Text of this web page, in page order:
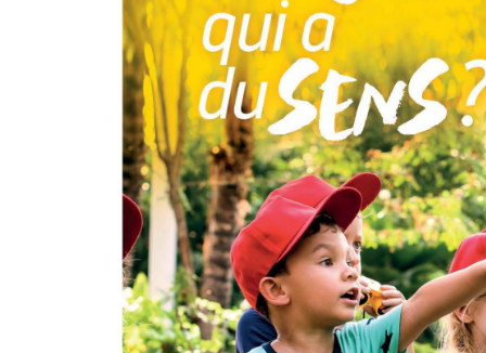
Pays de Luxeuil
Pays de Villersexel
Rahin et
Val de Gray